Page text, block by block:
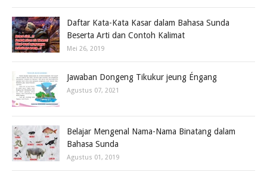
Daftar Kata-Kata Kasar dalam Bahasa Sunda
Beserta Arti dan Contoh Kalimat
Mei 26, 2019
Jawaban Dongeng Tikukur jeung Éngang
Agustus 07, 2021
Belajar Mengenal Nama-Nama Binatang dalam
Bahasa Sunda
Agustus 01, 2019